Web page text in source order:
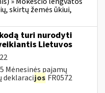
skirtų žemės ūkiui,
turi nurodyti
Lietuvos
Mėnesinės pajamų
deklaracijos FR0572